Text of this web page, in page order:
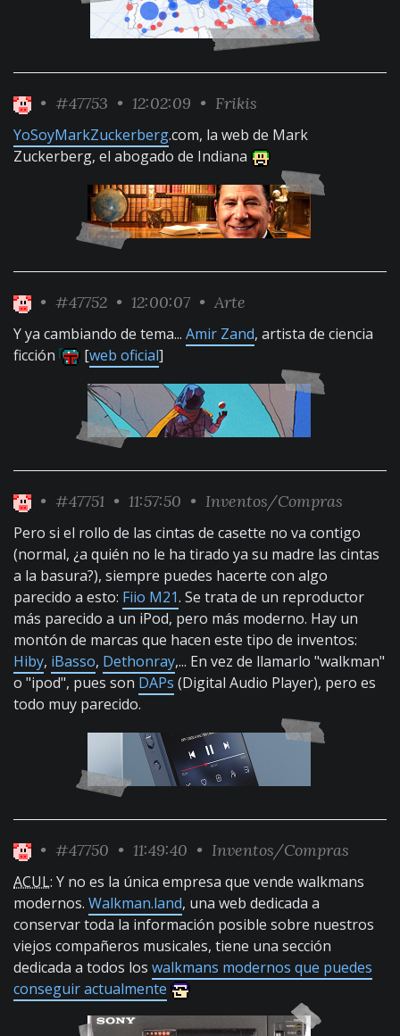
• #47753 • 12:02:09 • Frikis
YoSoyMarkZuckerberg.com, la web de Mark
Zuckerberg, el abogado de Indiana
• #47752 • 12:00:07 • Arte
Y ya cambiando de tema... Amir Zand, artista de ciencia
ficción
[web oficial]
• #47751 • 11:57:50 • Inventos/Compras
Pero si el rollo de las cintas de casette no va contigo
(normal, ¿a quién no le ha tirado ya su madre las cintas
a la basura?), siempre puedes hacerte con algo
parecido a esto: Fiio M21. Se trata de un reproductor
más parecido a un iPod, pero más moderno. Hay un
montón de marcas que hacen este tipo de inventos:
Hiby, iBasso, Dethonray,... En vez de llamarlo "walkman"
o "ipod", pues son DAPs (Digital Audio Player), pero es
todo muy parecido.
• #47750 • 11:49:40 • Inventos/Compras
ACUL: Y no es la única empresa que vende walkmans
modernos. Walkman.land, una web dedicada a
conservar toda la información posible sobre nuestros
viejos compañeros musicales, tiene una sección
dedicada a todos los walkmans modernos que puedes
conseguir actualmente